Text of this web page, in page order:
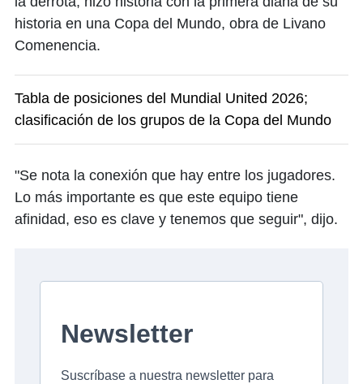
historia en una Copa del Mundo, obra de Livano
Comenencia.
Tabla de posiciones del Mundial United 2026;
clasificación de los grupos de la Copa del Mundo
"Se nota la conexión que hay entre los jugadores.
Lo más importante es que este equipo tiene
afinidad, eso es clave y tenemos que seguir", dijo.